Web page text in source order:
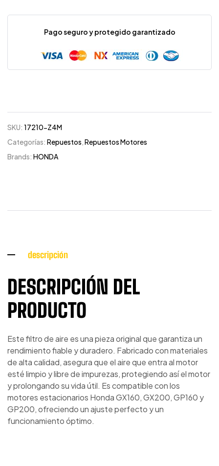
Pago seguro y protegido garantizado
SKU: 17210-Z4M
Categorías: Repuestos,Repuestos Motores
Brands: HONDA
descripción
DESCRIPCIÓN DEL
PRODUCTO
Este filtro de aire es una pieza original que garantiza un
rendimiento fiable y duradero. Fabricado con materiales
de alta calidad, asegura que el aire que entra al motor
esté limpio y libre de impurezas, protegiendo así el motor
y prolongando su vida útil. Es compatible con los
motores estacionarios Honda GX160, GX200, GP160 y
GP200, ofreciendo un ajuste perfecto y un
funcionamiento óptimo.